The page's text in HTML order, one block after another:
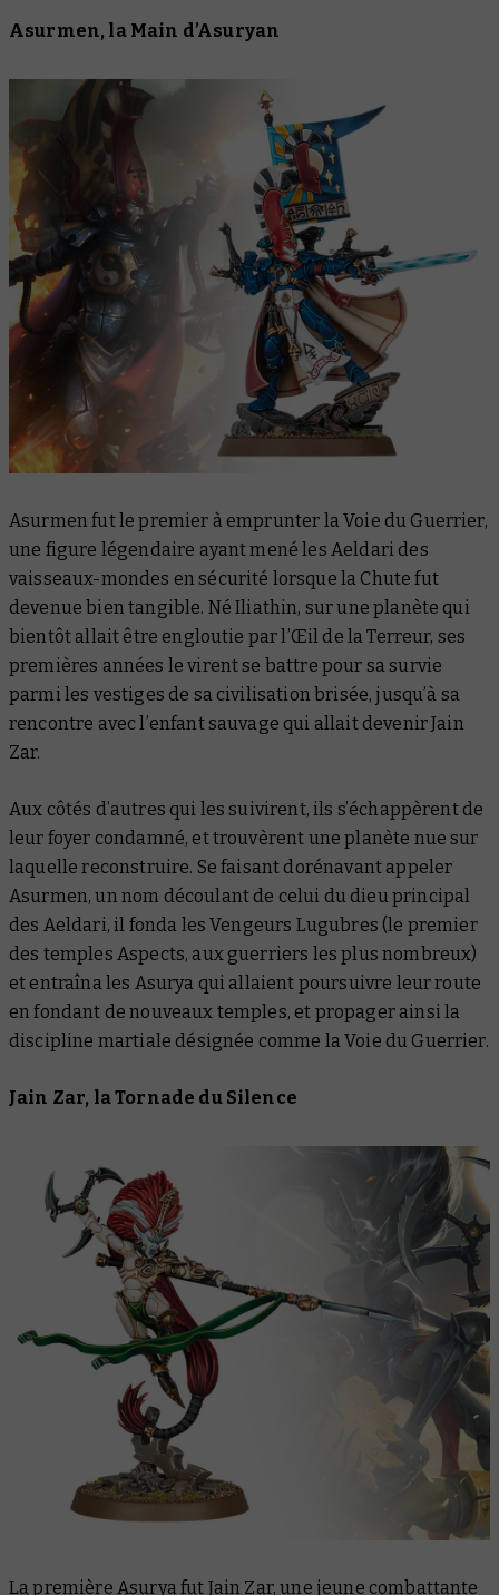
Asurmen, la Main d’Asuryan
Asurmen fut le premier à emprunter la Voie du Guerrier,
une figure légendaire ayant mené les Aeldari des
vaisseaux-mondes en sécurité lorsque la Chute fut
devenue bien tangible. Né Iliathin, sur une planète qui
bientôt allait être engloutie par l’Œil de la Terreur, ses
premières années le virent se battre pour sa survie
parmi les vestiges de sa civilisation brisée, jusqu’à sa
rencontre avec l’enfant sauvage qui allait devenir Jain
Zar.
Aux côtés d’autres qui les suivirent, ils s’échappèrent de
leur foyer condamné, et trouvèrent une planète nue sur
laquelle reconstruire. Se faisant dorénavant appeler
Asurmen, un nom découlant de celui du dieu principal
des Aeldari, il fonda les Vengeurs Lugubres (le premier
des temples Aspects, aux guerriers les plus nombreux)
et entraîna les Asurya qui allaient poursuivre leur route
en fondant de nouveaux temples, et propager ainsi la
discipline martiale désignée comme la Voie du Guerrier.
Jain Zar, la Tornade du Silence
La première Asurya fut Jain Zar, une jeune combattante